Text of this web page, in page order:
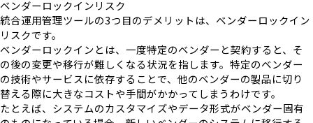
ベンダーロックインリスク
統合運用管理ツールの3つ目のデメリットは、ベンダーロックイン
リスクです。
ベンダーロックインとは、一度特定のベンダーと契約すると、そ
の後の変更や移行が難しくなる状況を指します。特定のベンダー
の技術やサービスに依存することで、他のベンダーの製品に切り
替える際に大きなコストや手間がかかってしまうわけです。
たとえば、システムのカスタマイズやデータ形式がベンダー固有